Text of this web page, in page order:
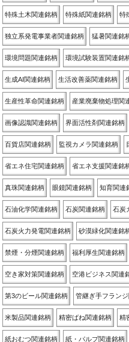
特殊土木関連銘柄 特殊紙関連銘柄 特
独立系発電事業者関連銘柄 猛暑関連銘
環境問題関連銘柄 環境試験装置関連銘
生成AI関連銘柄 生活改善薬関連銘柄
生産性革命関連銘柄 産業廃棄物処理関
画像認識関連銘柄 界面活性剤関連銘柄
百貨店関連銘柄 監視カメラ関連銘柄
省エネ住宅関連銘柄 省エネ支援関連銘
真珠関連銘柄 眼鏡関連銘柄 知育関連
石油化学関連銘柄 石炭関連銘柄 石炭
石炭火力発電関連銘柄 砂漠緑化関連銘
禁煙・分煙関連銘柄 福利厚生関連銘柄
空き家対策関連銘柄 空港ビジネス関連
第3のビール関連銘柄 管継ぎ手フラン
米製品関連銘柄 精密ばね関連銘柄 精
紙おむつ関連銘柄 紙・パルプ関連銘柄